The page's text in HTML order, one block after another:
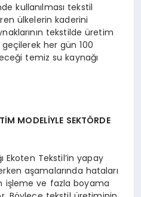
kullanılması tekstil
ülkelerin kaderini
tekstilde üretim
geçilerek her gün 100
temiz su kaynağı
MODELİYLE SEKTÖRDE
Ekoten Tekstil’in yapay
aşamalarında hataları
işleme ve fazla boyama